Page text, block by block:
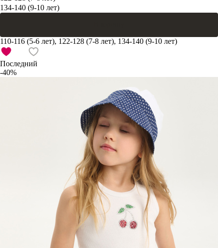
134-140 (9-10 лет)
110-116 (5-6 лет), 122-128 (7-8 лет), 134-140 (9-10 лет)
Последний
-40%